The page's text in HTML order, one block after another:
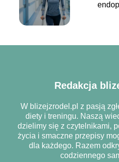
Redakcja
W blizejzrodel.pl z pasją
diety i treningu. Naszą
dzielimy się z czytelnikami,
życia i smaczne przepisy
dla każdego. Razem
codziennego